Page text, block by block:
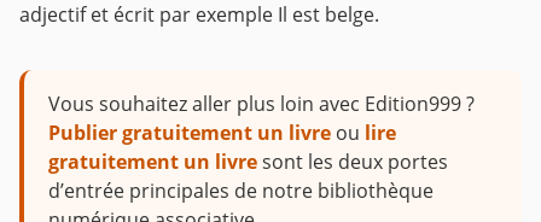
adjectif et écrit par exemple Il est belge.
Vous souhaitez aller plus loin avec Edition999 ?
Publier gratuitement un livre ou lire
gratuitement un livresont les deux portes
d’entrée principales de notre bibliothèque